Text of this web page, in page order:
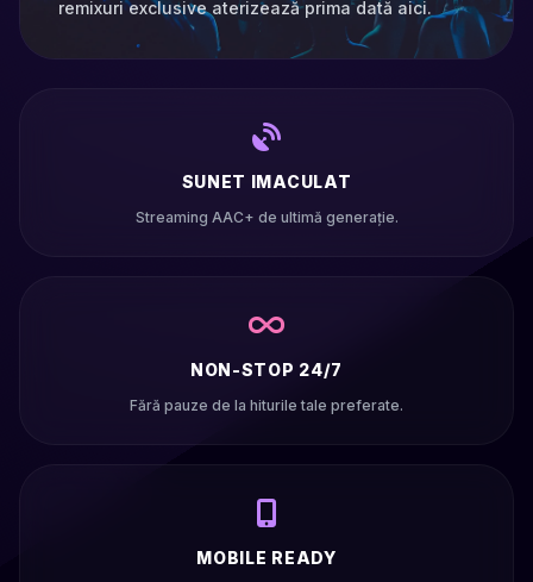
remixuri exclusive aterizează prima dată aici.
SUNET IMACULAT
Streaming AAC+ de ultimă generație.
NON-STOP 24/7
Fără pauze de la hiturile tale preferate.
MOBILE READY